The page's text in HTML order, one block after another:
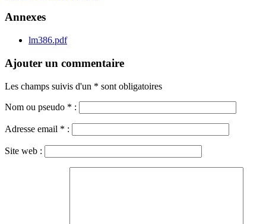
Annexes
lm386.pdf
Ajouter un commentaire
Les champs suivis d'un * sont obligatoires
Nom ou pseudo * :
Adresse email * :
Site web :